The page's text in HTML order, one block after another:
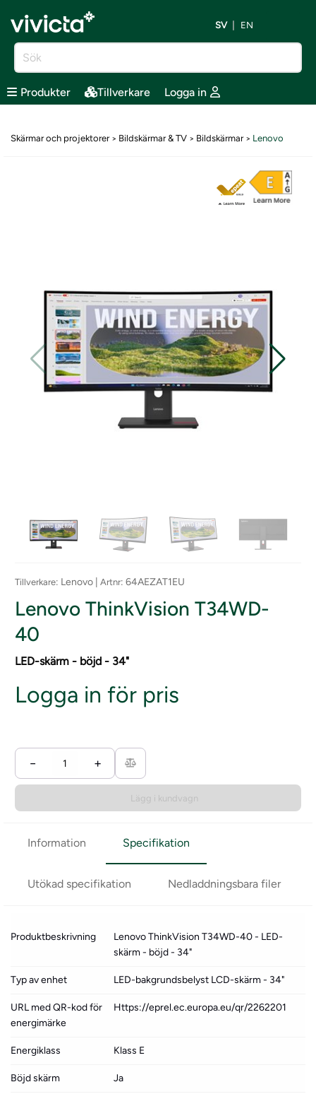
SV EN
Produkter Tillverkare Logga in
Skärmar och projektorer> Bildskärmar & TV > Bildskärmar> Lenovo
Tillverkare: Lenovo | Artnr: 64AEZAT1EU
Lenovo ThinkVision T34WD-
40
LED-skärm - böjd - 34"
Logga in för pris
− +
Lägg i kundvagn
Information Specifikation
Utökad specifikation Nedladdningsbara filer
Produktbeskrivning
Lenovo ThinkVision T34WD-40 - LED-
skärm - böjd - 34"
Typ av enhet LED-bakgrundsbelyst LCD-skärm - 34"
URL med QR-kod för
energimärke
Https://eprel.ec.europa.eu/qr/2262201
Energiklass Klass E
Böjd skärm Ja